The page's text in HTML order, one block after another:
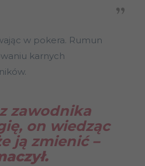
w pokera. Rumun
karnych
zawodnika
on wiedząc
ją zmienić–